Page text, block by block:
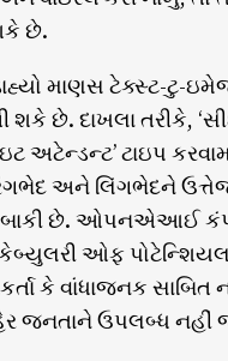
છે.
માણસ ટેક્સ્ટ-ટુ-
શકે છે. દાખલા તરીકે,
ટાઇપ
અને લિંગભેદને
બાકી છે. ઓપનએઆઈ
ઓફ પોટેન્શિયલ
કે વાંધાજનક
જનતાને ઉપલબ્ધ નહીં